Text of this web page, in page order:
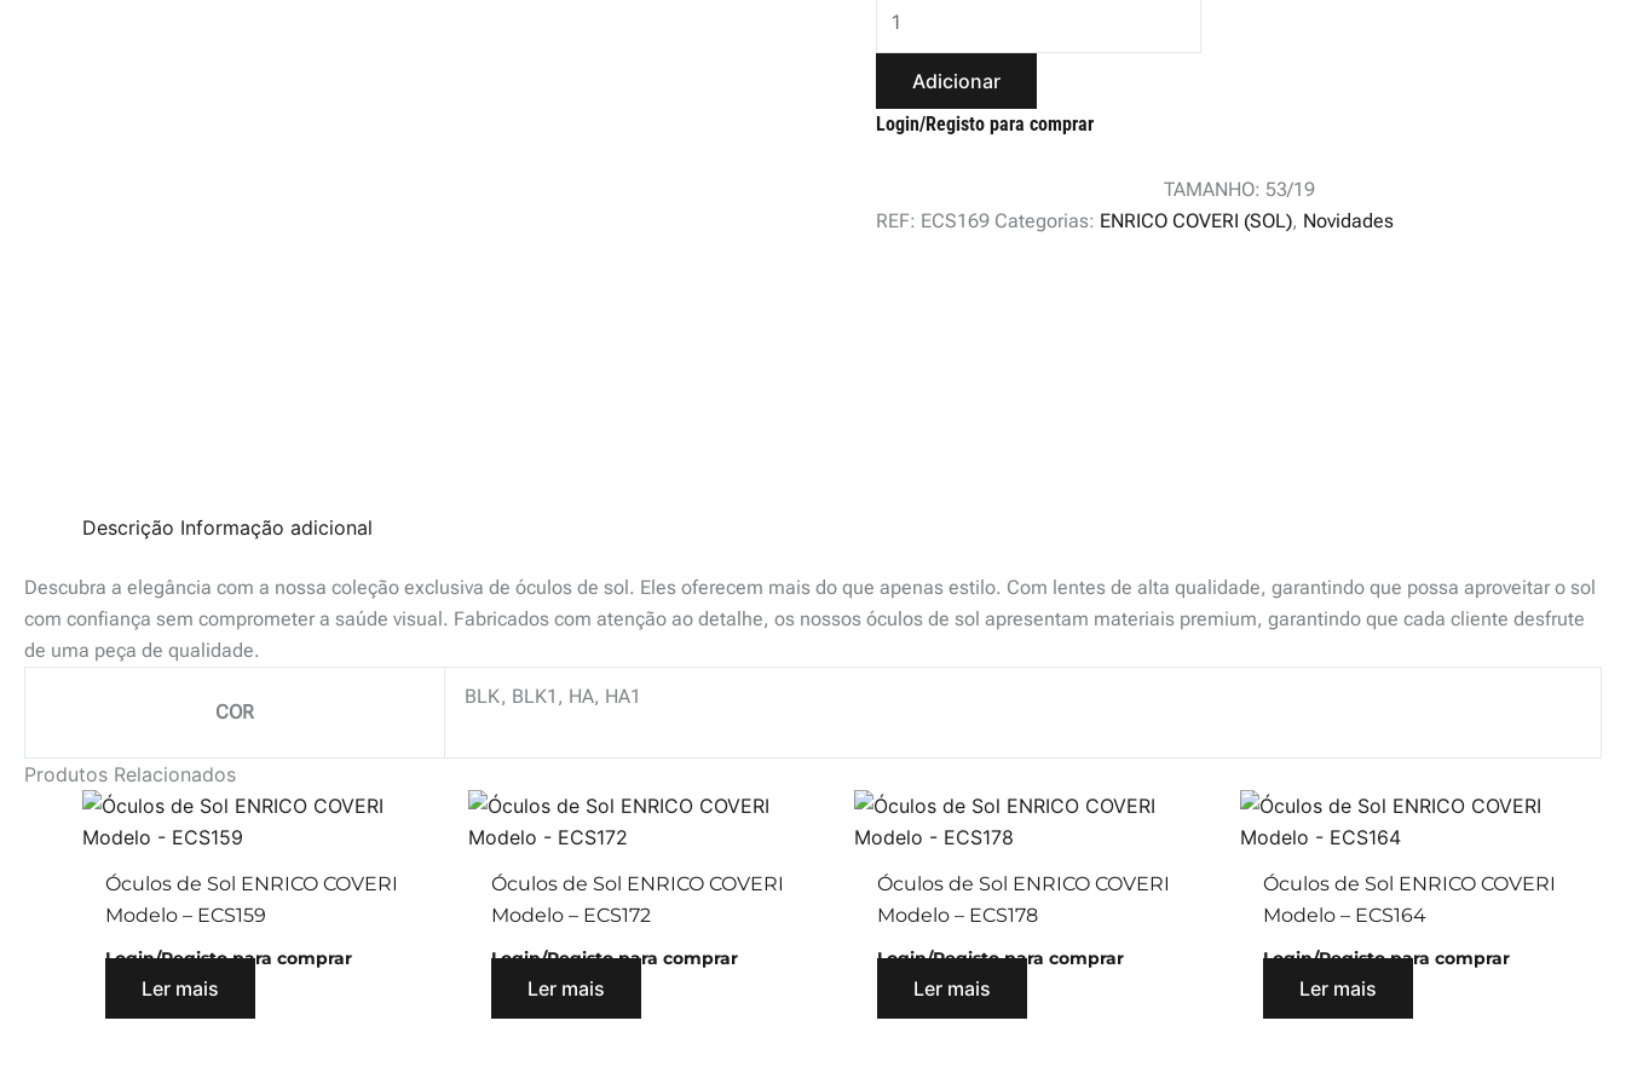
Adicionar
Login/Registo para comprar
TAMANHO: 53/19
REF: ECS169 Categorias: ENRICO COVERI (SOL), Novidades
Descrição Informação adicional
Descubra a elegância com a nossa coleção exclusiva de óculos de sol. Eles oferecem mais do que apenas estilo. Com lentes de alta qualidade, garantindo que possa aproveitar o sol
com confiança sem comprometer a saúde visual. Fabricados com atenção ao detalhe, os nossos óculos de sol apresentam materiais premium, garantindo que cada cliente desfrute
de uma peça de qualidade.
COR
BLK, BLK1, HA, HA1
Produtos Relacionados
Óculos de Sol ENRICO COVERI
Modelo – ECS159
Login/Registo para comprar
Ler mais
Óculos de Sol ENRICO COVERI
Modelo – ECS172
Login/Registo para comprar
Ler mais
Óculos de Sol ENRICO COVERI
Modelo – ECS178
Login/Registo para comprar
Ler mais
Óculos de Sol ENRICO COVERI
Modelo – ECS164
Login/Registo para comprar
Ler mais